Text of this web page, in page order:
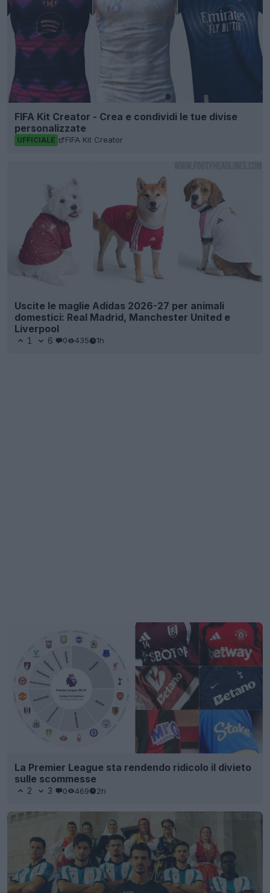
FIFA Kit Creator - Crea e condividi le tue divise
personalizzate
UFFICIALE FIFA Kit Creator
Uscite le maglie Adidas 2026-27 per animali
domestici: Real Madrid, Manchester United e
Liverpool
1 6 0 435 1h
La Premier League sta rendendo ridicolo il divieto
sulle scommesse
2 3 0 469 2h